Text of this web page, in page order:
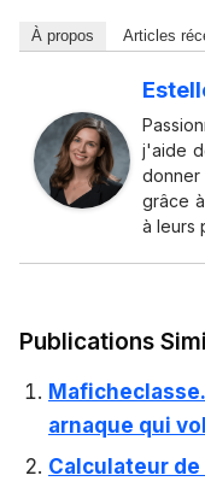
À propos Articles
j'aide
grâce
à leurs
Publications
arnaque qui
Calculateur